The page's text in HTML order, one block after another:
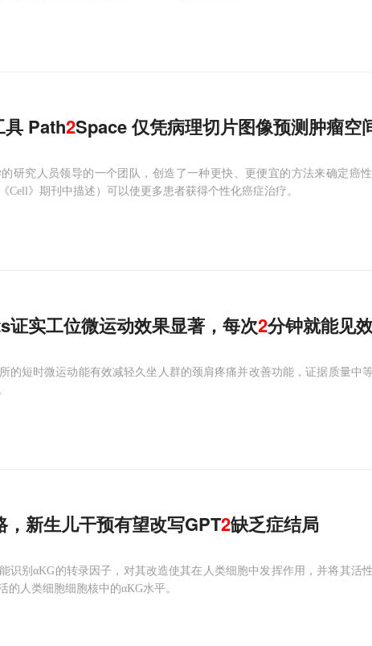
Path2Space 仅凭病理切片图像预测肿瘤空
的研究人员领导的一个团队，创造了一种更快、更便宜的方法来确定癌
Cell》期刊中描述）可以使更多患者获得个性化癌症治疗。
实工位微运动效果显著，每次2分钟就能见
的短时微运动能有效减轻久坐人群的颈肩疼痛并改善功能，证据质量中
新生儿干预有望改写GPT2缺乏症结局
识别αKG的转录因子，对其改造使其在人类细胞中发挥作用，并将其活
的人类细胞细胞核中的αKG水平。